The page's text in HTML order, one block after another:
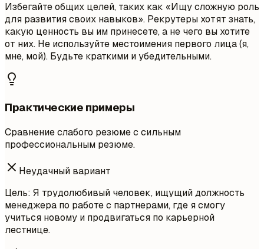
Избегайте общих целей, таких как «Ищу сложную роль
для развития своих навыков». Рекрутеры хотят знать,
какую ценность вы им принесете, а не чего вы хотите
от них. Не используйте местоимения первого лица (я,
мне, мой). Будьте краткими и убедительными.
Практические примеры
Сравнение слабого резюме с сильным
профессиональным резюме.
Неудачный вариант
Цель: Я трудолюбивый человек, ищущий должность
менеджера по работе с партнерами, где я смогу
учиться новому и продвигаться по карьерной
лестнице.